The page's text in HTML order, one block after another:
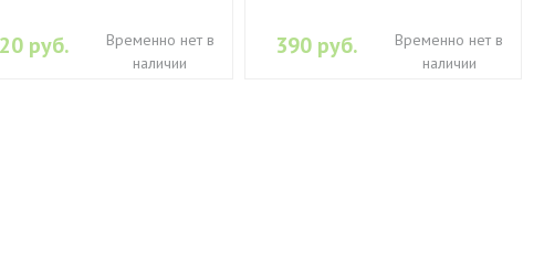
руб.
Временно нет в
наличии
390 руб.
Временно нет в
наличии